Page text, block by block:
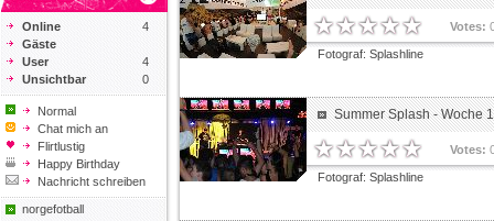
Online
4
Gäste
User
4
Unsichtbar
0
Normal
Chat mich an
Flirtlustig
Happy Birthday
Nachricht schreiben
norgefotball
Votes:
Fotograf: Splashline
Summer Splash - Woche
Votes:
Fotograf: Splashline